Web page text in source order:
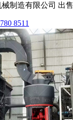
制造有限公司 出
8511